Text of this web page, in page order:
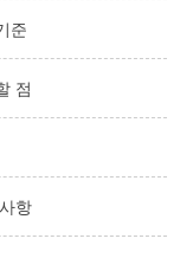
준
점
항